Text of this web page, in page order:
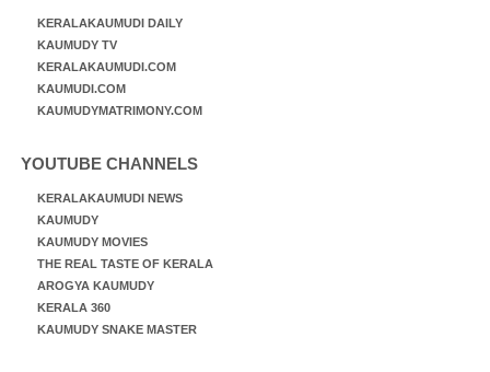
KERALAKAUMUDI DAILY
KAUMUDY TV
KERALAKAUMUDI.COM
KAUMUDI.COM
KAUMUDYMATRIMONY.COM
YOUTUBE CHANNELS
KERALAKAUMUDI NEWS
KAUMUDY
KAUMUDY MOVIES
THE REAL TASTE OF KERALA
AROGYA KAUMUDY
KERALA 360
KAUMUDY SNAKE MASTER